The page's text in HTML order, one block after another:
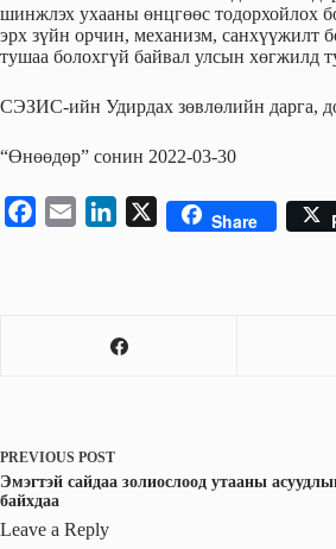
шинжлэх ухааны өнцгөөс тодорхойлох
эрх зүйн орчин, механизм, санхүүжилт
тушаа болохгүй байвал улсын хөгжилд
СЭЗИС-ийн Удирдах зөвлөлийн дарга,
“Өнөөдөр” сонин 2022-03-30
e
X Share
PREVIOUS POST
Эмэгтэй сайдаа золиослоод утааны
байхдаа
Leave a Reply